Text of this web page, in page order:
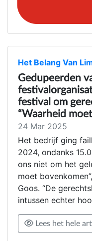
Het Belang Van
Gedupeerden
festival om
“Waarheid
24 Mar 2025
Het bedrijf ging
2024, ondanks
ons niet om het
moet
Goos. “De
intussen echter
Lees het hele